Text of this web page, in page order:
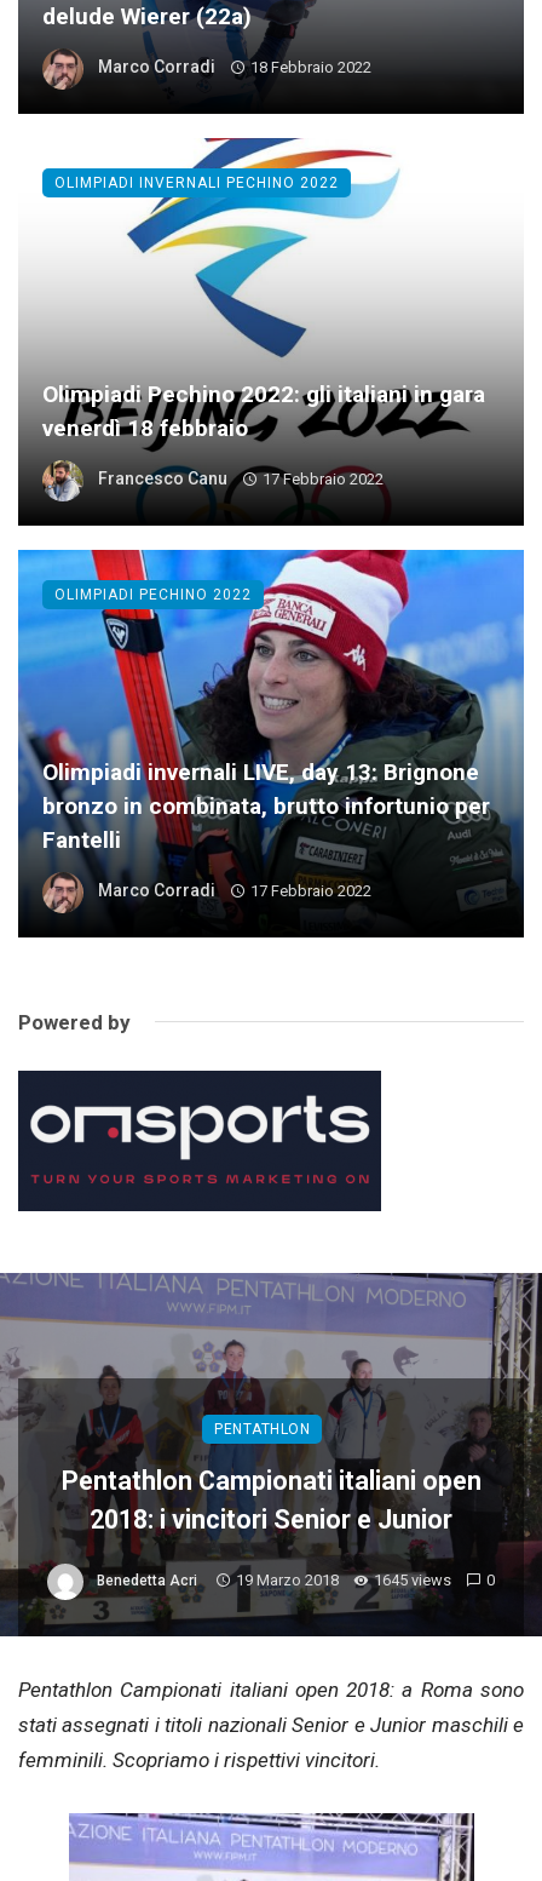
delude Wierer (22a)
Marco Corradi 18 Febbraio 2022
Olimpiadi Pechino 2022: gli italiani in gara
venerdì 18 febbraio
Francesco Canu 17 Febbraio 2022
OLIMPIADI INVERNALI PECHINO 2022
Olimpiadi invernali LIVE, day 13: Brignone
bronzo in combinata, brutto infortunio per
Fantelli
Marco Corradi 17 Febbraio 2022
OLIMPIADI PECHINO 2022
Powered by
PENTATHLON
Pentathlon Campionati italiani open
2018: i vincitori Senior e Junior
Benedetta Acri 19 Marzo 2018 1645 views 0
Pentathlon Campionati italiani open 2018: a Roma sono
stati assegnati i titoli nazionali Senior e Junior maschili e
femminili. Scopriamo i rispettivi vincitori.